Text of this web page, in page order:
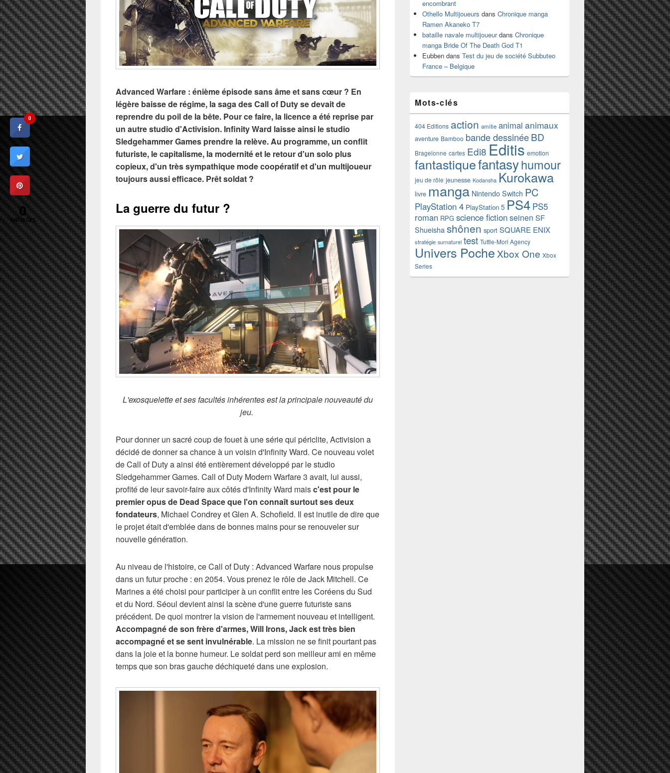
Advanced Warfare : énième épisode sans âme et sans cœur ? En
légère baisse de régime, la saga des Call of Duty se devait de
reprendre du poil de la bête. Pour ce faire, la licence a été reprise par
un autre studio d'Activision. Infinity Ward laisse ainsi le studio
Sledgehammer Games prendre la relève. Au programme, un conflit
futuriste, le capitalisme, la modernité et le retour d'un solo plus
copieux, d'un très sympathique mode coopératif et d'un multijoueur
toujours aussi efficace. Prêt soldat ?
La guerre du futur ?
L'exosquelette et ses facultés inhérentes est la principale nouveauté du
jeu.
Pour donner un sacré coup de fouet à une série qui périclite, Activision a
décidé de donner sa chance à un voisin d'Infinity Ward. Ce nouveau volet
de Call of Duty a ainsi été entièrement développé par le studio
Sledgehammer Games. Call of Duty Modern Warfare 3 avait, lui aussi,
profité de leur savoir-faire aux côtés d'Infinity Ward maisc'est pour le
premier opus de Dead Space que l'on connaît surtout ses deux
fondateurs, Michael Condrey et Glen A. Schofield. Il est inutile de dire que
le projet était d'emblée dans de bonnes mains pour se renouveler sur
nouvelle génération.
Au niveau de l'histoire, ce Call of Duty : Advanced Warfare nous propulse
dans un futur proche : en 2054. Vous prenez le rôle de Jack Mitchell. Ce
Marines a été choisi pour participer à un conflit entre les Coréens du Sud
et du Nord. Séoul devient ainsi la scène d'une guerre futuriste sans
précédent. De quoi montrer la vision de l'armement nouveau et intelligent.
Accompagné de son frère d'armes, Will Irons, Jack est très bien
accompagné et se sent invulnérable. La mission ne se finit pourtant pas
dans la joie et la bonne humeur. Le soldat perd son meilleur ami en même
temps que son bras gauche déchiqueté dans une explosion.
encombrant
Othello Multijoueurs dans Chronique manga
Ramen Akaneko T7
bataille navale multijoueurdans Chronique
manga Bride Of The Death God T1
Eubben dans Test du jeu de société Subbuteo
France – Belgique
Mots-clés
404 Editions action amitie animal animaux
aventure Bamboo bande dessinéeBD
Bragelonne cartes Edi8 Editis emotion
fantastiquefantasyhumour
jeu de rôle jeunesse Kodansha Kurokawa
livre manga Nintendo Switch PC
PlayStation 4 PlayStation 5 PS4 PS5
roman RPG science fictionseinen SF
Shueisha shônen sport SQUARE ENIX
stratégie surnaturel test Tuttle-Mori Agency
Univers Poche Xbox One Xbox
Series
0
0
PARTAGES